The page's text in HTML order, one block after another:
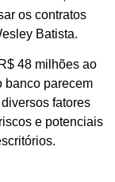
os contratos
Batista.
48 milhões ao
banco parecem
fatores
e potenciais